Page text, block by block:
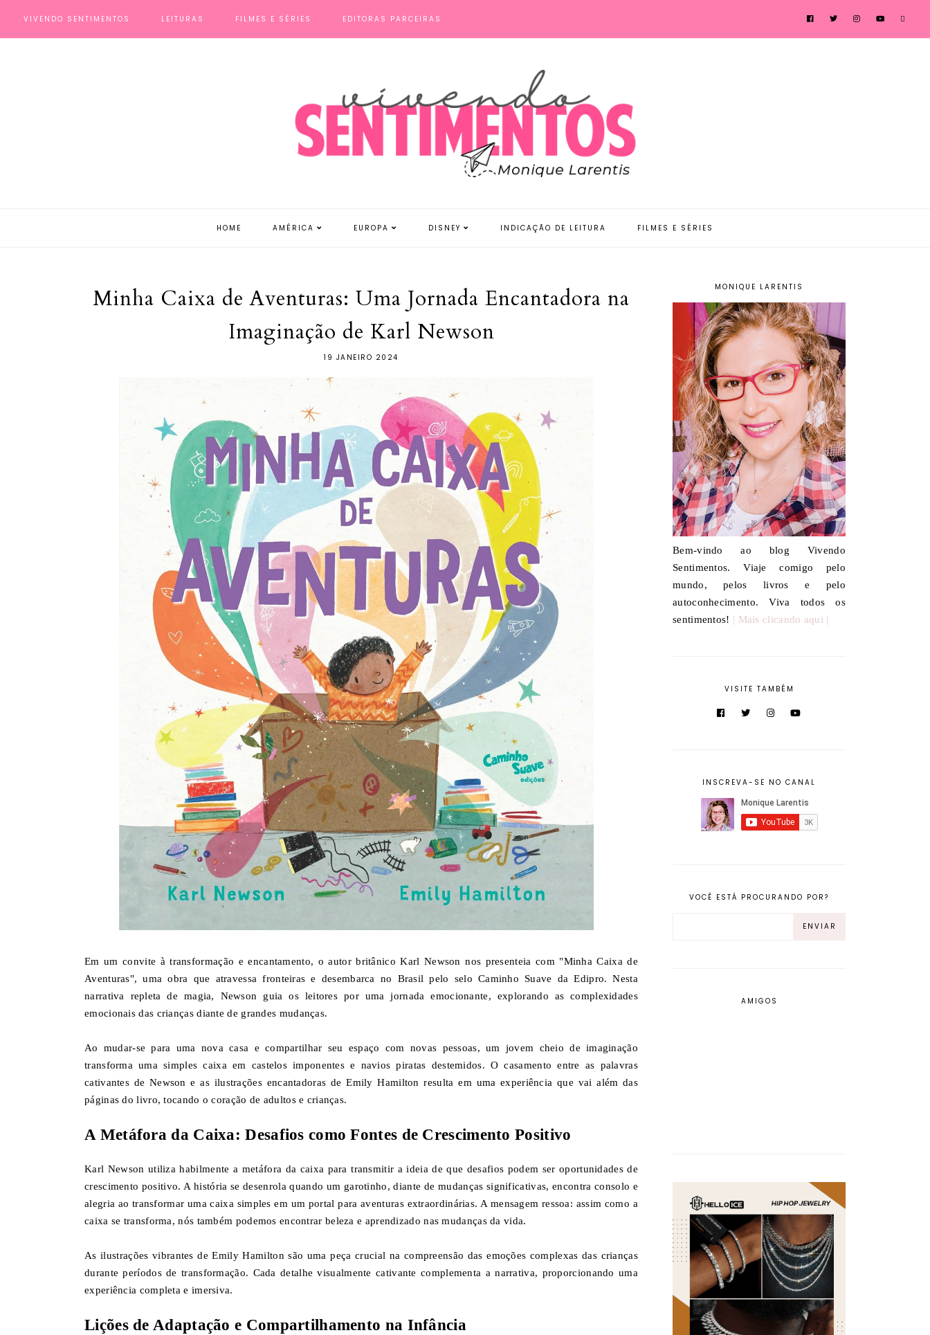
VIVENDO SENTIMENTOS LEITURAS FILMES E SÉRIES EDITORAS PARCEIRAS
HOME AMÉRICA EUROPA DISNEY INDICAÇÃO DE LEITURA FILMES E SÉRIES
Minha Caixa de Aventuras: Uma Jornada Encantadora na
Imaginação de Karl Newson
19 JANEIRO 2024
Em um convite à transformação e encantamento, o autor britânico Karl Newson nos presenteia com "Minha Caixa de
Aventuras", uma obra que atravessa fronteiras e desembarca no Brasil pelo selo Caminho Suave da Edipro. Nesta
narrativa repleta de magia, Newson guia os leitores por uma jornada emocionante, explorando as complexidades
emocionais das crianças diante de grandes mudanças.
Ao mudar-se para uma nova casa e compartilhar seu espaço com novas pessoas, um jovem cheio de imaginação
transforma uma simples caixa em castelos imponentes e navios piratas destemidos. O casamento entre as palavras
cativantes de Newson e as ilustrações encantadoras de Emily Hamilton resulta em uma experiência que vai além das
páginas do livro, tocando o coração de adultos e crianças.
A Metáfora da Caixa: Desafios como Fontes de Crescimento Positivo
Karl Newson utiliza habilmente a metáfora da caixa para transmitir a ideia de que desafios podem ser oportunidades de
crescimento positivo. A história se desenrola quando um garotinho, diante de mudanças significativas, encontra consolo e
alegria ao transformar uma caixa simples em um portal para aventuras extraordinárias. A mensagem ressoa: assim como a
caixa se transforma, nós também podemos encontrar beleza e aprendizado nas mudanças da vida.
As ilustrações vibrantes de Emily Hamilton são uma peça crucial na compreensão das emoções complexas das crianças
durante períodos de transformação. Cada detalhe visualmente cativante complementa a narrativa, proporcionando uma
experiência completa e imersiva.
Lições de Adaptação e Compartilhamento na Infância
MONIQUE LARENTIS
Bem-vindo ao blog Vivendo
Sentimentos. Viaje comigo pelo
mundo, pelos livros e pelo
autoconhecimento. Viva todos os
sentimentos! | Mais clicando aqui |
VISITE TAMBÉM
INSCREVA-SE NO CANAL
VOCÊ ESTÁ PROCURANDO POR?
AMIGOS